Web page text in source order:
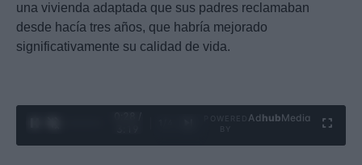
una vivienda adaptada que sus padres reclamaban
desde hacía tres años, que habría mejorado
significativamente su calidad de vida.
Ad hubMedia